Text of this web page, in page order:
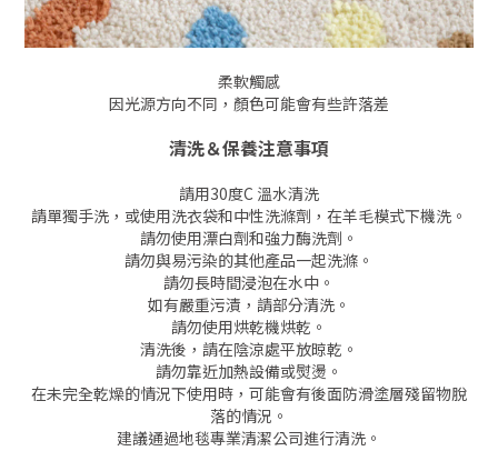
柔軟觸感
因光源方向不同，顏色可能會有些許落差
清洗＆保養注意事項
請用30度C 溫水清洗
請單獨手洗，或使用洗衣袋和中性洗滌劑，在羊毛模式下機洗。
請勿使用漂白劑和強力酶洗劑。
請勿與易污染的其他產品一起洗滌。
請勿長時間浸泡在水中。
如有嚴重污漬，請部分清洗。
請勿使用烘乾機烘乾。
清洗後，請在陰涼處平放晾乾。
請勿靠近加熱設備或熨燙。
在未完全乾燥的情況下使用時，可能會有後面防滑塗層殘留物脫
落的情況。
建議通過地毯專業清潔公司進行清洗。